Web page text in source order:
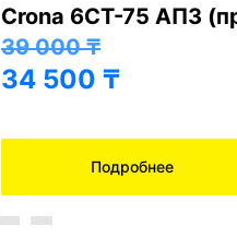
Crona 6СТ-75 АПЗ
39 000₸
34 500 ₸
Подробнее